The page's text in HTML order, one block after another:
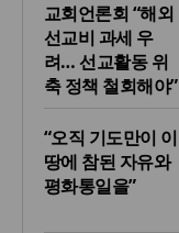
교회언론회 “해외
선교비 과세 우
려… 선교활동 위
축 정책 철회해야”
“오직 기도만이 이
땅에 참된 자유와
평화통일을”